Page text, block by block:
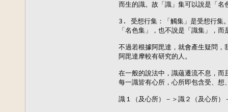
而生的識。故「識」集可以說是「名
3. 受想行集：「觸集」是受想行集
「名色集」，也不說是「識集」，
不過若根據阿毘達，就會產生疑問
阿毘達摩較有研究的人。
在一般的說法中，識蘊遷流不息，而
每一識皆有心所，心所即包含受、想
識１（及心所）－＞識２（及心所